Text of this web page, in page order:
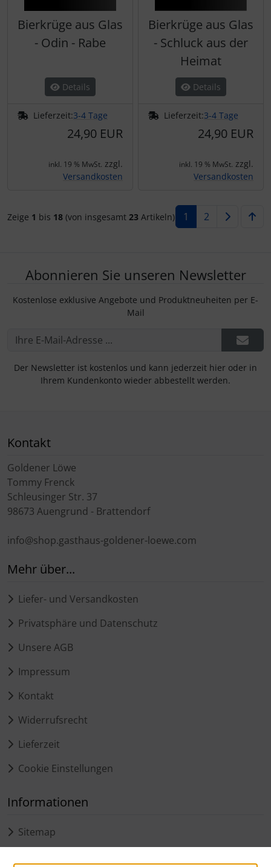
Bierkrüge aus Glas
- Odin - Rabe
Details
Lieferzeit:3-4 Tage
24,90 EUR
inkl. 19 % MwSt. zzgl.
Versandkosten
Bierkrüge aus Glas
- Schluck aus der
Heimat
Details
Lieferzeit:3-4 Tage
24,90 EUR
inkl. 19 % MwSt. zzgl.
Versandkosten
Zeige 1 bis 18 (von insgesamt23 Artikeln) 1 2
Abonnieren Sie unseren Newsletter
Kostenlose exklusive Angebote und Produktneuheiten per E-
Mail
Der Newsletter ist kostenlos und kann jederzeit hier oder in
Ihrem Kundenkonto wieder abbestellt werden.
Kontakt
Goldener Löwe
Tommy Frenck
Schleusinger Str. 37
98673 Auengrund - Brattendorf
info@shop.gasthaus-goldener-loewe.com
Mehr über...
Liefer- und Versandkosten
Privatsphäre und Datenschutz
Unsere AGB
Impressum
Kontakt
Widerrufsrecht
Lieferzeit
Cookie Einstellungen
Informationen
Sitemap